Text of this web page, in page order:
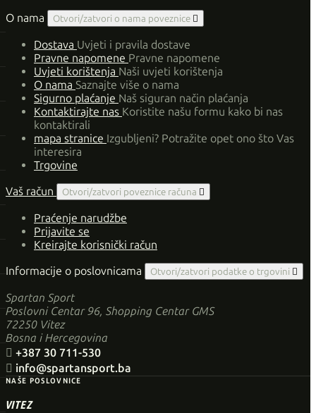
O nama
Otvori/zatvori o nama poveznice 
Dostava Uvjeti i pravila dostave
Pravne napomene Pravne napomene
Uvjeti korištenja Naši uvjeti korištenja
O nama Saznajte više o nama
Sigurno plaćanje Naš siguran način plaćanja
Kontaktirajte nas Koristite našu formu kako bi nas
kontaktirali
mapa stranice Izgubljeni? Potražite opet ono što Vas
interesira
Trgovine
Vaš račun
Otvori/zatvori poveznice računa 
Praćenje narudžbe
Prijavite se
Kreirajte korisnički račun
Informacije o poslovnicama
Otvori/zatvori podatke o trgovini 
Spartan Sport
Poslovni Centar 96, Shopping Centar GMS
72250 Vitez
Bosna i Hercegovina
 +387 30 711-530
 info@spartansport.ba
NAŠE POSLOVNICE
VITEZ